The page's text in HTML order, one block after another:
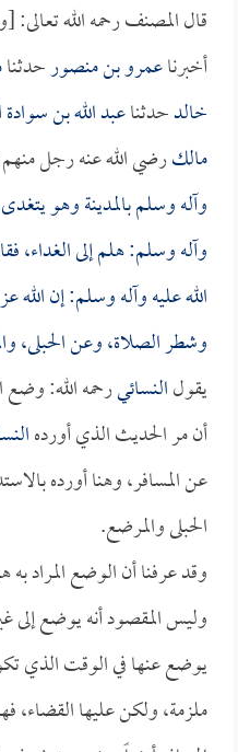
قال المصنف رحمه الله
أخبرناعمرو بن منصورحدثنا
خالدحدثناعبد الله بن
مالكرضي الله عنه رجل
وآله وسلم بالمدينة وهو
وآله وسلم: هلم إلى الغداء،
الله عليه وآله وسلم: إن
وشطر الصلاة، وعن الحبلى،
يقولالنسائيرحمه الله:
أن مر الحديث الذي أورده
عن المسافر، وهنا أورده
الحبلى والمرضع.
وقد عرفنا أن الوضع المراد
وليس المقصود أنه يوضع إلى
يوضع عنها في الوقت الذي
ملزمة، ولكن عليها